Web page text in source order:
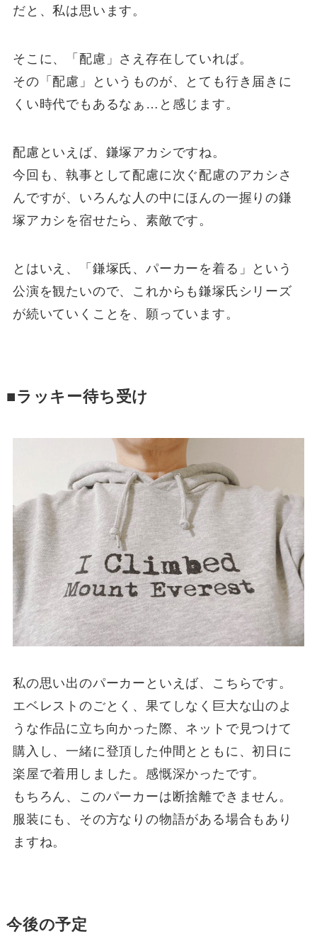
だと、私は思います。
そこに、「配慮」さえ存在していれば。
その「配慮」というものが、とても行き届きに
くい時代でもあるなぁ…と感じます。
配慮といえば、鎌塚アカシですね。
今回も、執事として配慮に次ぐ配慮のアカシさ
んですが、いろんな人の中にほんの一握りの鎌
塚アカシを宿せたら、素敵です。
とはいえ、「鎌塚氏、パーカーを着る」という
公演を観たいので、これからも鎌塚氏シリーズ
が続いていくことを、願っています。
■ラッキー待ち受け
私の思い出のパーカーといえば、こちらです。
エベレストのごとく、果てしなく巨大な山のよ
うな作品に立ち向かった際、ネットで見つけて
購入し、一緒に登頂した仲間とともに、初日に
楽屋で着用しました。感慨深かったです。
もちろん、このパーカーは断捨離できません。
服装にも、その方なりの物語がある場合もあり
ますね。
今後の予定